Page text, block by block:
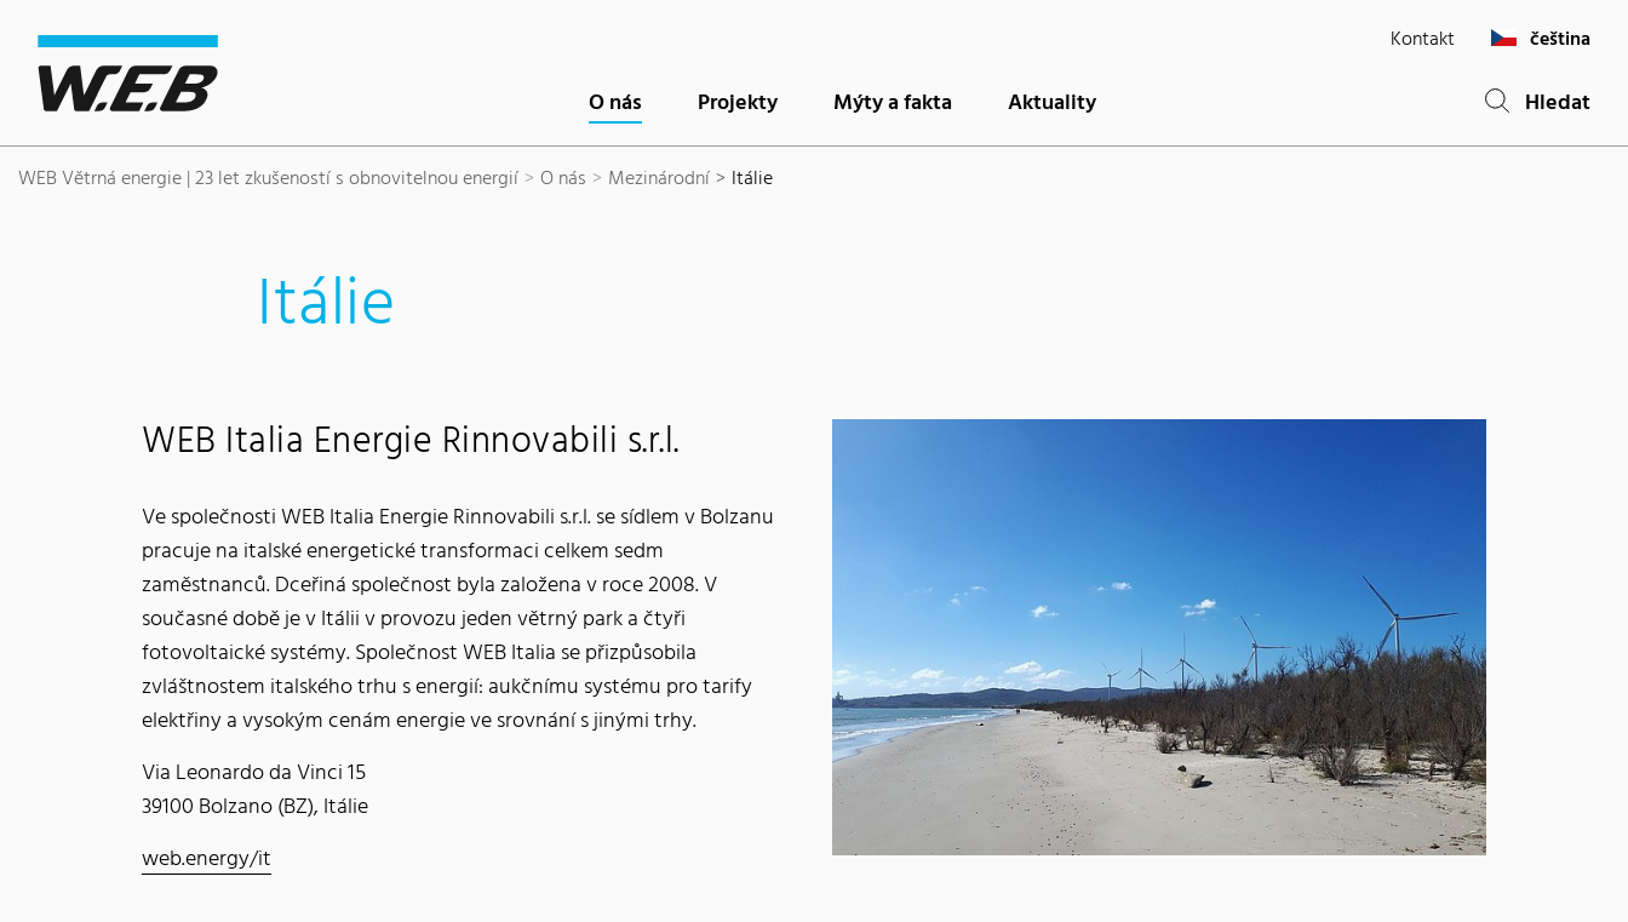
Kontakt čeština
O nás Projekty Mýty a fakta Aktuality Hledat
WEB Větrná energie | 23 let zkušeností s obnovitelnou energií O nás Mezinárodní Itálie
Itálie
WEB Italia Energie Rinnovabili s.r.l.
Ve společnosti WEB Italia Energie Rinnovabili s.r.l. se sídlem v Bolzanu
pracuje na italské energetické transformaci celkem sedm
zaměstnanců. Dceřiná společnost byla založena v roce 2008. V
současné době je v Itálii v provozu jeden větrný park a čtyři
fotovoltaické systémy. Společnost WEB Italia se přizpůsobila
zvláštnostem italského trhu s energií: aukčnímu systému pro tarify
elektřiny a vysokým cenám energie ve srovnání s jinými trhy.
Via Leonardo da Vinci 15
39100 Bolzano (BZ), Itálie
web.energy/it